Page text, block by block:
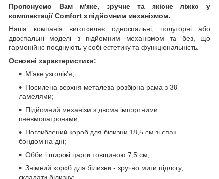
Пропонуємо Вам м'яке, зручне та якiсне ліжко у
комплектації Comfort з підйомним механізмом.
Наша компанія виготовляє односпальні, полуторні або
двоспальні моделі з підйомним механізмом та без, що
гармонійно поєднують у собі естетику та функціональність.
Основні характеристики:
М’яке узголів’я;
Посилена верхня металева розбірна рама з 38
ламелями;
Підйомний механізм з двома імпортними
пневмопатронами;
Поглиблений короб для білизни 18,5 см зі спан
бондом на дні;
Оббиті широкі царги товщиною 7,5 см;
Знімний короб для білизни - зручно мити підлогу,
складати білизну;